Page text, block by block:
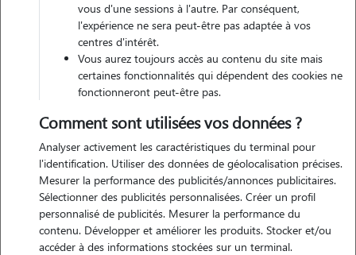
vous d'une sessions à l'autre. Par conséquent,
l'expérience ne sera peut-être pas adaptée à vos
centres d'intérêt.
Vous aurez toujours accès au contenu du site mais
certaines fonctionnalités qui dépendent des cookies ne
fonctionneront peut-être pas.
Comment sont utilisées vos données ?
Analyser activement les caractéristiques du terminal pour
l'identification. Utiliser des données de géolocalisation précises.
Mesurer la performance des publicités/annonces publicitaires.
Sélectionner des publicités personnalisées. Créer un profil
personnalisé de publicités. Mesurer la performance du
contenu. Développer et améliorer les produits. Stocker et/ou
accéder à des informations stockées sur un terminal.